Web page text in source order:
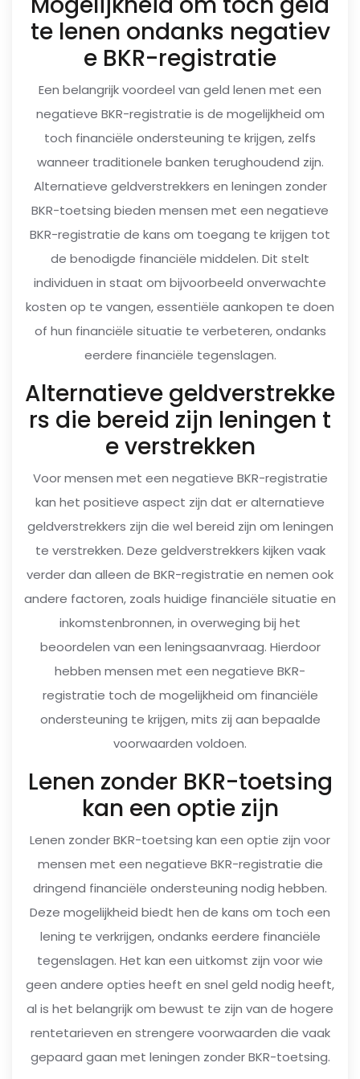
te lenen ondanks negatiev
e BKR-registratie
Een belangrijk voordeel van geld lenen met een
negatieve BKR-registratie is de mogelijkheid om
toch financiële ondersteuning te krijgen, zelfs
wanneer traditionele banken terughoudend zijn.
Alternatieve geldverstrekkers en leningen zonder
BKR-toetsing bieden mensen met een negatieve
BKR-registratie de kans om toegang te krijgen tot
de benodigde financiële middelen. Dit stelt
individuen in staat om bijvoorbeeld onverwachte
kosten op te vangen, essentiële aankopen te doen
of hun financiële situatie te verbeteren, ondanks
eerdere financiële tegenslagen.
Alternatieve geldverstrekke
rs die bereid zijn leningen t
e verstrekken
Voor mensen met een negatieve BKR-registratie
kan het positieve aspect zijn dat er alternatieve
geldverstrekkers zijn die wel bereid zijn om leningen
te verstrekken. Deze geldverstrekkers kijken vaak
verder dan alleen de BKR-registratie en nemen ook
andere factoren, zoals huidige financiële situatie en
inkomstenbronnen, in overweging bij het
beoordelen van een leningsaanvraag. Hierdoor
hebben mensen met een negatieve BKR-
registratie toch de mogelijkheid om financiële
ondersteuning te krijgen, mits zij aan bepaalde
voorwaarden voldoen.
Lenen zonder BKR-toetsing
kan een optie zijn
Lenen zonder BKR-toetsing kan een optie zijn voor
mensen met een negatieve BKR-registratie die
dringend financiële ondersteuning nodig hebben.
Deze mogelijkheid biedt hen de kans om toch een
lening te verkrijgen, ondanks eerdere financiële
tegenslagen. Het kan een uitkomst zijn voor wie
geen andere opties heeft en snel geld nodig heeft,
al is het belangrijk om bewust te zijn van de hogere
rentetarieven en strengere voorwaarden die vaak
gepaard gaan met leningen zonder BKR-toetsing.